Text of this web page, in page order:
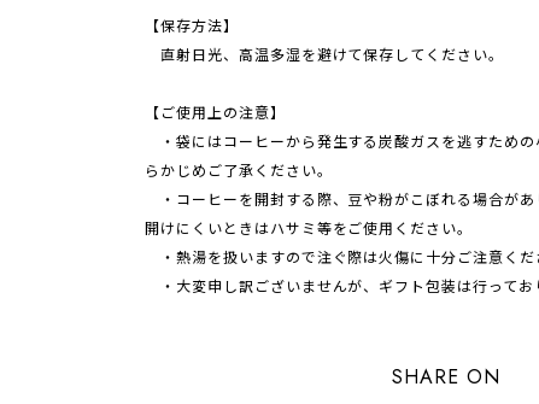
【保存方法】
直射日光、高温多湿を避けて保存してください。
【ご使用上の注意】
・袋にはコーヒーから発生する炭酸ガスを逃すため
らかじめご了承ください。
・コーヒーを開封する際、豆や粉がこぼれる場合があ
開けにくいときはハサミ等をご使用ください。
・熱湯を扱いますので注ぐ際は火傷に十分ご注意くだ
・大変申し訳ございませんが、ギフト包装は行ってお
SHARE ON